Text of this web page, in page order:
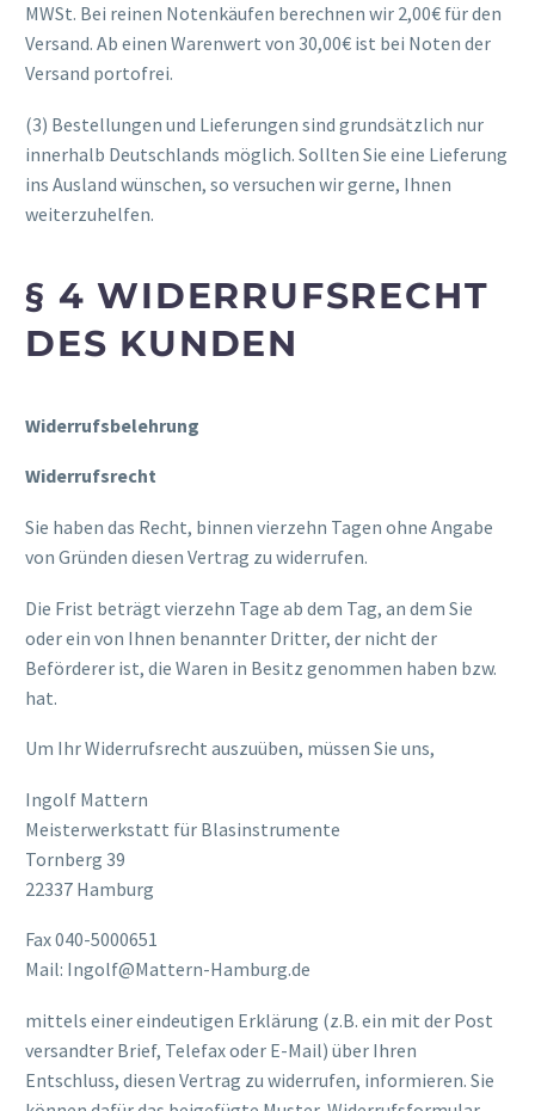
MWSt. Bei reinen Notenkäufen berechnen wir 2,00€ für den
Versand. Ab einen Warenwert von 30,00€ ist bei Noten der
Versand portofrei.
(3) Bestellungen und Lieferungen sind grundsätzlich nur
innerhalb Deutschlands möglich. Sollten Sie eine Lieferung
ins Ausland wünschen, so versuchen wir gerne, Ihnen
weiterzuhelfen.
§ 4 WIDERRUFSRECHT
DES KUNDEN
Widerrufsbelehrung
Widerrufsrecht
Sie haben das Recht, binnen vierzehn Tagen ohne Angabe
von Gründen diesen Vertrag zu widerrufen.
Die Frist beträgt vierzehn Tage ab dem Tag, an dem Sie
oder ein von Ihnen benannter Dritter, der nicht der
Beförderer ist, die Waren in Besitz genommen haben bzw.
hat.
Um Ihr Widerrufsrecht auszuüben, müssen Sie uns,
Ingolf Mattern
Meisterwerkstatt für Blasinstrumente
Tornberg 39
22337 Hamburg
Fax 040-5000651
Mail: Ingolf@Mattern-Hamburg.de
mittels einer eindeutigen Erklärung (z.B. ein mit der Post
versandter Brief, Telefax oder E-Mail) über Ihren
Entschluss, diesen Vertrag zu widerrufen, informieren. Sie